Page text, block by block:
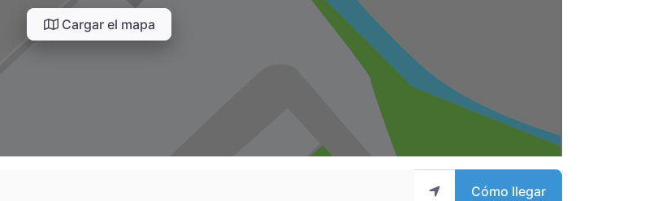
Cargar el mapa
Cómo llegar